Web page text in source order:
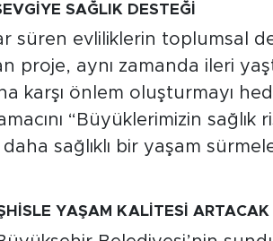
SAĞLIK DESTEĞİ
süren evliliklerin toplumsal
proje, aynı zamanda ileri
karşı önlem oluşturmayı
“Büyüklerimizin
sağlıklı bir yaşam
YAŞAM KALİTESİ ARTACAK